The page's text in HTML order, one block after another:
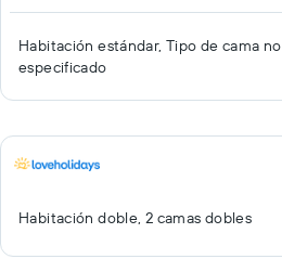
Habitación estándar, Tipo de cama no
especificado
Habitación doble, 2 camas dobles